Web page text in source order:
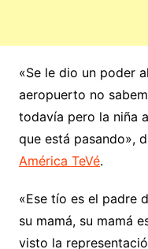
«Se le dio un poder
aeropuerto no
todavía pero la niña
que está pasando»,
América TeVé.
«Ese tío es el padre
su mamá, su mamá
visto la